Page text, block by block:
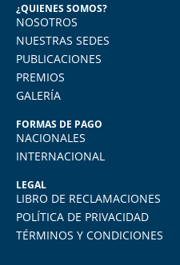
Vivo en Arequipa
total comodidad
y muy amigable. La
¿QUIENES SOMOS?
NOSOTROS
NUESTRAS SEDES
PUBLICACIONES
PREMIOS
GALERÍA
FORMAS DE PAGO
NACIONALES
INTERNACIONAL
LEGAL
LIBRO DE RECLAMACIONES
POLÍTICA DE PRIVACIDAD
TÉRMINOS Y CONDICIONES